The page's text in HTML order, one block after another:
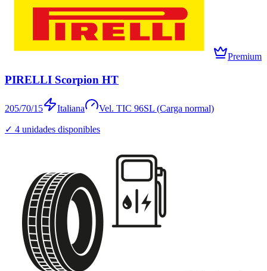
Premium
PIRELLI Scorpion HT
205/70/15 Italiana Vel. TIC 96SL (Carga normal)
✓ 4 unidades disponibles